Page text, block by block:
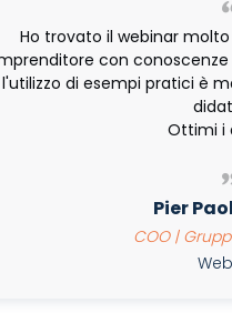
Ho trovato il webinar
con
l'utilizzo di esempi pratici è
Ottimi i
Pier
COO |